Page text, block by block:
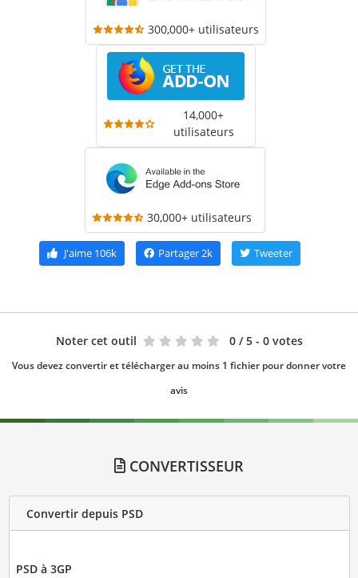
300,000+ utilisateurs
14,000+
utilisateurs
30,000+ utilisateurs
J'aime106k Partager2k Tweeter
Noter cet outil 0 / 5 - 0 votes
Vous devez convertir et télécharger au moins 1 fichier pour donner votre
avis
CONVERTISSEUR
Convertir depuis PSD
PSD à 3GP